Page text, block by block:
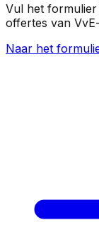
Vul het
offertes van
Naar het